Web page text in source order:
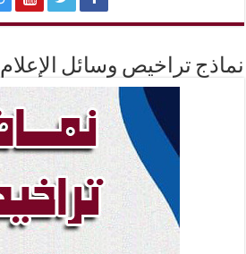
نماذج تراخيص وسائل الإعلام